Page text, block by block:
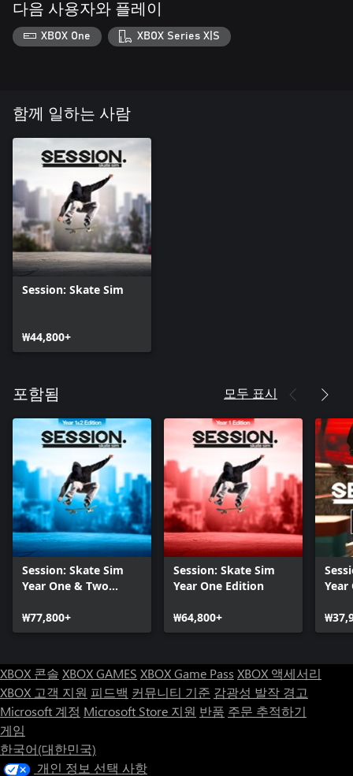
다음 사용자와 플레이
XBOX One XBOX Series X|S
함께 일하는 사람
Session: Skate Sim
₩44,800+
포함됨 모두 표시
Session: Skate Sim
Year One & Two
₩77,800+
Session: Skate Sim
Year One Edition
₩64,800+
Year
XBOX 콘솔 XBOX GAMES XBOX Game Pass XBOX 액세서리
XBOX 고객 지원 피드백 커뮤니티 기준 감광성 발작 경고
Microsoft 계정 Microsoft Store 지원 반품 주문 추적하기
게임
한국어(대한민국)
개인 정보 선택 사항